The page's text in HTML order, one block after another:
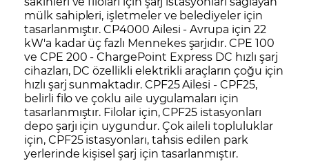
mülk sahipleri, işletmeler ve belediyeler için
tasarlanmıştır. CP4000 Ailesi - Avrupa için 22
kW'a kadar üç fazlı Mennekes şarjıdır. CPE 100
ve CPE 200 - ChargePoint Express DC hızlı şarj
cihazları, DC özellikli elektrikli araçların çoğu için
hızlı şarj sunmaktadır. CPF25 Ailesi - CPF25,
belirli filo ve çoklu aile uygulamaları için
tasarlanmıştır. Filolar için, CPF25 istasyonları
depo şarjı için uygundur. Çok aileli topluluklar
için, CPF25 istasyonları, tahsis edilen park
yerlerinde kişisel şarj için tasarlanmıştır.